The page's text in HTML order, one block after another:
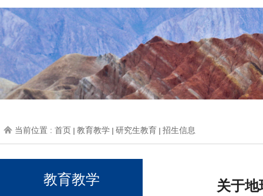
学院简介
发展简史
组织机构
师资力量
学院院刊
通知公告
学院发文
党委会议纪要
党政联席会议纪要
人力资源会议纪要
办事指南
通知公告
博士后管理
人才招聘
年度考核
职称晋升
下载专区
国家
科研
通知
科研
地科
当前位置 : 首页 教育教学 研究生教育 招生信息
教育教学 关于